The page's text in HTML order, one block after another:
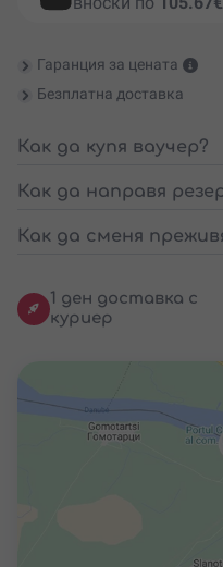
Гаранция за цената
Безплатна доставка
Как да купя ваучер?
Как да направя
Как да сменя
1 ден доставка с
куриер